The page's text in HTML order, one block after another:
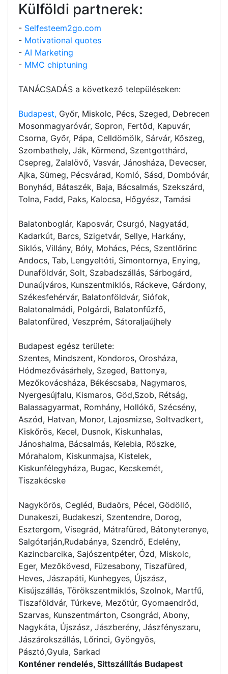
Külföldi partnerek:
- Selfesteem2go.com
- Motivational quotes
- AI Marketing
- MMC chiptuning
TANÁCSADÁS a következő településeken:
Budapest, Győr, Miskolc, Pécs, Szeged, Debrecen
Mosonmagyaróvár, Sopron, Fertőd, Kapuvár,
Csorna, Győr, Pápa, Celldömölk, Sárvár, Kőszeg,
Szombathely, Ják, Körmend, Szentgotthárd,
Csepreg, Zalalövő, Vasvár, Jánosháza, Devecser,
Ajka, Sümeg, Pécsvárad, Komló, Sásd, Dombóvár,
Bonyhád, Bátaszék, Baja, Bácsalmás, Szekszárd,
Tolna, Fadd, Paks, Kalocsa, Hőgyész, Tamási
Balatonboglár, Kaposvár, Csurgó, Nagyatád,
Kadarkút, Barcs, Szigetvár, Sellye, Harkány,
Siklós, Villány, Bóly, Mohács, Pécs, Szentlőrinc
Andocs, Tab, Lengyeltóti, Simontornya, Enying,
Dunaföldvár, Solt, Szabadszállás, Sárbogárd,
Dunaújváros, Kunszentmiklós, Ráckeve, Gárdony,
Székesfehérvár, Balatonföldvár, Siófok,
Balatonalmádi, Polgárdi, Balatonfűzfő,
Balatonfüred, Veszprém, Sátoraljaújhely
Budapest egész területe:
Szentes, Mindszent, Kondoros, Orosháza,
Hódmezővásárhely, Szeged, Battonya,
Mezőkovácsháza, Békéscsaba, Nagymaros,
Nyergesújfalu, Kismaros, Göd,Szob, Rétság,
Balassagyarmat, Romhány, Hollókő, Szécsény,
Aszód, Hatvan, Monor, Lajosmizse, Soltvadkert,
Kiskőrös, Kecel, Dusnok, Kiskunhalas,
Jánoshalma, Bácsalmás, Kelebia, Röszke,
Mórahalom, Kiskunmajsa, Kistelek,
Kiskunfélegyháza, Bugac, Kecskemét,
Tiszakécske
Nagykörös, Cegléd, Budaörs, Pécel, Gödöllő,
Dunakeszi, Budakeszi, Szentendre, Dorog,
Esztergom, Visegrád, Mátrafüred, Bátonyterenye,
Salgótarján,Rudabánya, Szendrő, Edelény,
Kazincbarcika, Sajószentpéter, Ózd, Miskolc,
Eger, Mezőkövesd, Füzesabony, Tiszafüred,
Heves, Jászapáti, Kunhegyes, Újszász,
Kisújszállás, Törökszentmiklós, Szolnok, Martfű,
Tiszaföldvár, Túrkeve, Mezőtúr, Gyomaendrőd,
Szarvas, Kunszentmárton, Csongrád, Abony,
Nagykáta, Újszász, Jászberény, Jászfényszaru,
Jászárokszállás, Lőrinci, Gyöngyös,
Pásztó,Gyula, Sarkad
Konténer rendelés, Sittszállítás Budapest